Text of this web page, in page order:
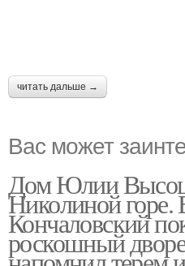
читать дальше →
Вас может
Дом Юлии
Николиной горе.
Кончаловский
роскошный